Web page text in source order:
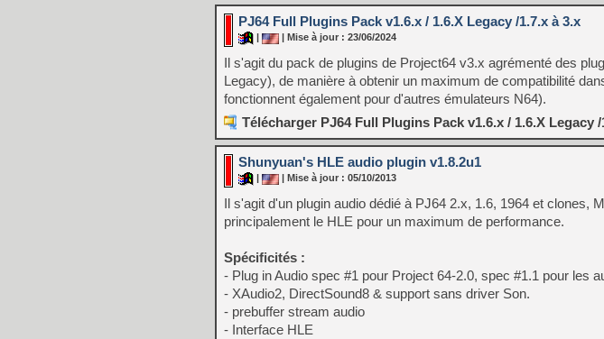
PJ64 Full Plugins Pack v1.6.x / 1.6.X Legacy /1.7.x à 3.x
| Mise à jour : 23/06/2024
Il s'agit du pack de plugins de Project64 v3.x agrémenté des
Legacy), de manière à obtenir un maximum de compatibilité
fonctionnent également pour d'autres émulateurs N64).
Télécharger PJ64 Full Plugins Pack v1.6.x / 1.6.X Legacy /
Shunyuan's HLE audio plugin v1.8.2u1
| Mise à jour : 05/10/2013
Il s'agit d'un plugin audio dédié à PJ64 2.x, 1.6, 1964 et clones,
principalement le HLE pour un maximum de performance.
Spécificités :
- Plug in Audio spec #1 pour Project 64-2.0, spec #1.1 pour les
- XAudio2, DirectSound8 & support sans driver Son.
- prebuffer stream audio
- Interface HLE